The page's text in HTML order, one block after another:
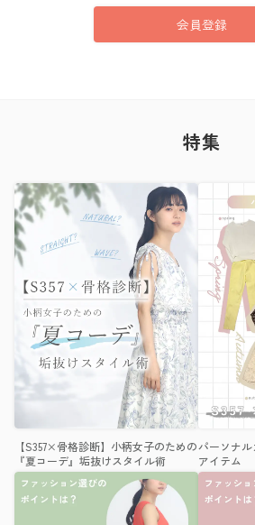
会員登録
特集
【S357×骨格診断】小柄女子のための
『夏コーデ』垢抜けスタイル術
パーソナ
アイテム